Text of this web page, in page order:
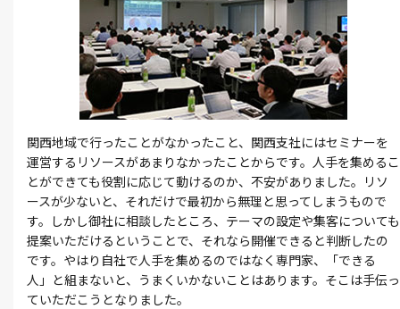
関西地域で行ったことがなかったこと、関西支社にはセミナーを
運営するリソースがあまりなかったことからです。人手を集めるこ
とができても役割に応じて動けるのか、不安がありました。リソ
ースが少ないと、それだけで最初から無理と思ってしまうもので
す。しかし御社に相談したところ、テーマの設定や集客についても
提案いただけるということで、それなら開催できると判断したの
です。やはり自社で人手を集めるのではなく専門家、「できる
人」と組まないと、うまくいかないことはあります。そこは手伝っ
ていただこうとなりました。